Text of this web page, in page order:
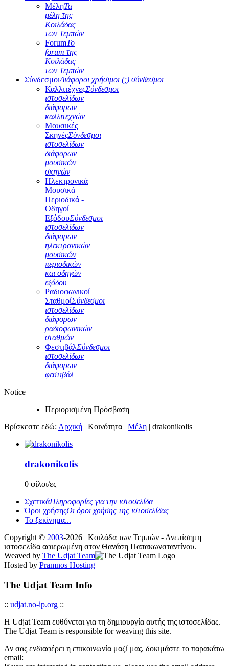
ΜέληΤα
μέλη της
Κοιλάδας
των Τεμπών
ForumΤο
forum της
Κοιλάδας
των Τεμπών
ΣύνδεσμοιΔιάφοροι χρήσιμοι (;) σύνδεσμοι
ΚαλλιτέχνεςΣύνδεσμοι
ιστοσελίδων
διάφορων
καλλιτεχνών
Μουσικές
ΣκηνέςΣύνδεσμοι
ιστοσελίδων
διάφορων
μουσικών
σκηνών
Ηλεκτρονικά
Μουσικά
Περιοδικά -
Οδηγοί
ΕξόδουΣύνδεσμοι
ιστοσελίδων
διάφορων
ηλεκτρονικών
μουσικών
περιοδικών
και οδηγών
εξόδου
Ραδιοφωνικοί
ΣταθμοίΣύνδεσμοι
ιστοσελίδων
διάφορων
ραδιοφωνικών
σταθμών
ΦεστιβάλΣύνδεσμοι
ιστοσελίδων
διάφορων
φεστιβάλ
Notice
Περιορισμένη Πρόσβαση
Βρίσκεστε εδώ: Αρχική | Κοινότητα | Μέλη | drakonikolis
drakonikolis
0 φίλοι/ες
ΣχετικάΠληροφορίες για την ιστοσελίδα
Όροι χρήσηςΟι όροι χρήσης της ιστοσελίδας
Το ξεκίνημα...
Copyright © 2003-2026 | Κοιλάδα των Τεμπών - Ανεπίσημη
ιστοσελίδα αφιερωμένη στον Θανάση Παπακωνσταντίνου.
Weaved by The Udjat Team
Hosted by Pramnos Hosting
The Udjat Team Info
:: udjat.no-ip.org ::
Η Udjat Team ευθύνεται για τη δημιουργία αυτής της ιστοσελίδας.
The Udjat Team is responsible for weaving this site.
Αν σας ενδιαφέρει η επικοινωνία μαζί μας, δοκιμάστε το παρακάτω
email: